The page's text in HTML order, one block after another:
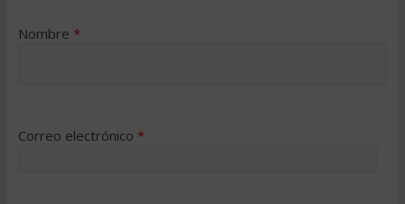
Nombre *
Correo electrónico *